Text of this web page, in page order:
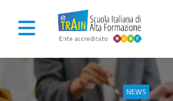
Vai al contenuto
NEWS